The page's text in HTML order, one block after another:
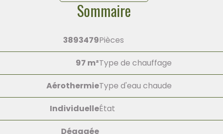
Sommaire
3893479Pièces
97 m²Type de chauffage
AérothermieType d'eau chaude
IndividuelleÉtat
Dégagée